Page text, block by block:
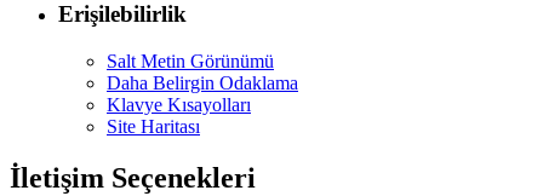
Erişilebilirlik
Salt Metin Görünümü
Daha Belirgin Odaklama
Klavye Kısayolları
Site Haritası
İletişim Seçenekleri